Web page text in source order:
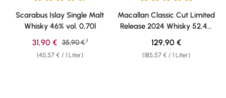
Durchschnittliche Bewertung von 4.83 von 5 Sternen
Scarabus Islay Single Malt
Whisky 46% vol. 0,70l
(45,57 € / 1 Liter)
Verkaufspreis:
31,90 € Regulärer Preis:
35,90 € 1
Durchschnittliche Bewertung
Macallan Classic Cut Limited
Release 2024 Whisky 52,4%
vol. 0,70l
(185,57 € / 1 Liter)
Regulärer Preis:
129,90 €